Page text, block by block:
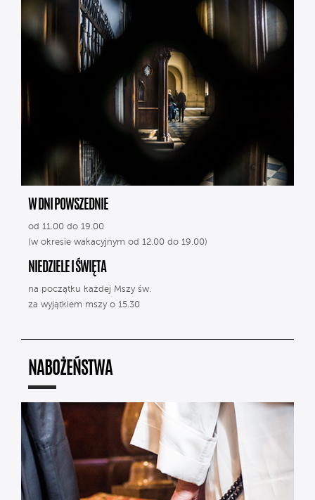
W DNI POWSZEDNIE
od 11.00 do 19.00
(w okresie wakacyjnym od 12.00 do 19.00)
NIEDZIELE I ŚWIĘTA
na początku każdej Mszy św.
za wyjątkiem mszy o 15.30
NABOŻEŃSTWA